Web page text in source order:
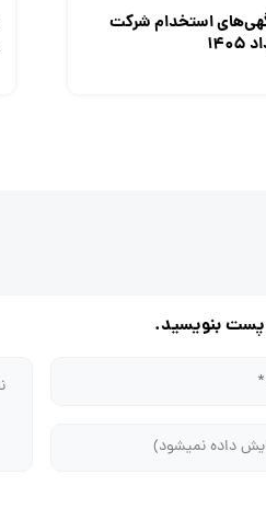
استخدام شرکت
پست بنویسید.